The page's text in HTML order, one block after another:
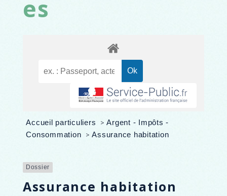
es
Accueil particuliers > Argent - Impôts -
Consommation > Assurance habitation
Dossier
Assurance habitation